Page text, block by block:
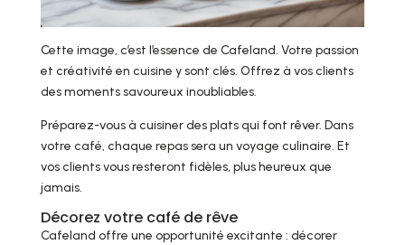
Cette image, c’est l’essence de Cafeland. Votre passion
et créativité en cuisine y sont clés. Offrez à vos clients
des moments savoureux inoubliables.
Préparez-vous à cuisiner des plats qui font rêver. Dans
votre café, chaque repas sera un voyage culinaire. Et
vos clients vous resteront fidèles, plus heureux que
jamais.
Décorez votre café de rêve
Cafeland offre une opportunité excitante : décorer